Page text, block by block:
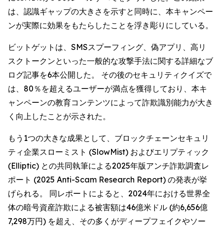
は、認識ギャップの大きさを示すと同時に、本キャンペー
ンが実際に効果をもたらしたことを浮き彫りにしている。
ビットゲットは、SMSスプーフィング、偽アプリ、高リ
スクトークンといった一般的な攻撃手法に関する詳細なブ
ログ記事を6本公開した。 その後のセキュリティクイズで
は、80％を超えるユーザーが満点を獲得しており、本キ
ャンペーンの教育コンテンツによって詐欺識別能力が大き
く向上したことが示された。
もう1つの大きな成果として、ブロックチェーンセキュリ
ティ企業スローミスト (SlowMist) およびエリプティック
(Elliptic) との共同執筆による2025年版アンチ詐欺調査レ
ポート (2025 Anti-Scam Research Report) の発表が挙
げられる。 同レポートによると、2024年における世界全
体の暗号資産詐欺による被害額は46億米ドル (約6,656億
7,298万円) を超え、その多くがディープフェイクやソー